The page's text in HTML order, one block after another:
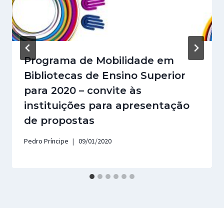
Programa de Mobilidade em
Bibliotecas de Ensino Superior
para 2020 – convite às
instituições para apresentação
de propostas
Pedro Príncipe 09/01/2020